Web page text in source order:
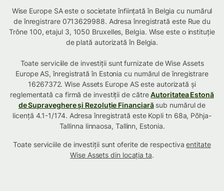
Wise Europe SA este o societate înființată în Belgia cu numărul
de înregistrare 0713629988. Adresa înregistrată este Rue du
Trône 100, etajul 3, 1050 Bruxelles, Belgia. Wise este o instituție
de plată autorizată în Belgia.
Toate serviciile de investiții sunt furnizate de Wise Assets
Europe AS, înregistrată în Estonia cu numărul de înregistrare
16267372. Wise Assets Europe AS este autorizată și
reglementată ca firmă de investiții de cătreAutoritatea Estonă
de Supraveghere și Rezoluție Financiarăsub numărul de
licență 4.1-1/174. Adresa înregistrată este Kopli tn 68a, Põhja-
Tallinna linnaosa, Tallinn, Estonia.
Toate serviciile de investiții sunt oferite de respectivaentitate
Wise Assets din locația ta.